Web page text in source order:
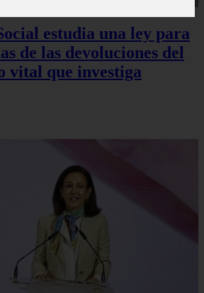
estudia una ley para
de las devoluciones del
vital que investiga